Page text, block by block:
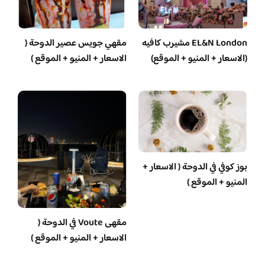
EL&N London مشيرب كافيه
(الاسعار + المنيو + الموقع)
مقهي جويس عصير الدوحة (
الاسعار + المنيو + الموقع )
بوز كوفي في الدوحة ( الاسعار +
المنيو + الموقع )
مقهى Voute في الدوحة (
الاسعار + المنيو + الموقع )